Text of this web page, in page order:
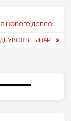
НОВОГО ДСБСО
ВЕБІНАР